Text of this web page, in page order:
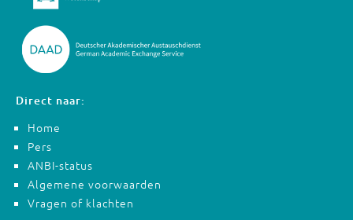
Direct naar:
Home
Pers
ANBI-status
Algemene voorwaarden
Vragen of klachten